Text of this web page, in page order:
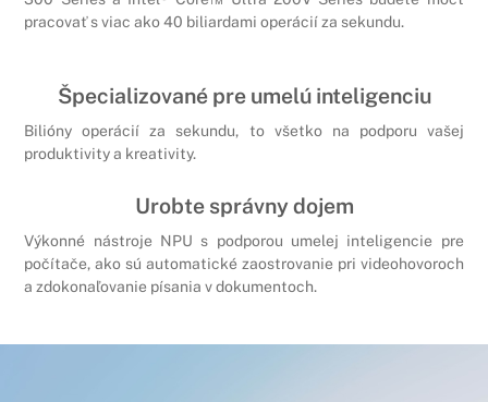
pracovať s viac ako 40 biliardami operácií za sekundu.
Špecializované pre umelú inteligenciu
Bilióny operácií za sekundu, to všetko na podporu vašej
produktivity a kreativity.
Urobte správny dojem
Výkonné nástroje NPU s podporou umelej inteligencie pre
počítače, ako sú automatické zaostrovanie pri videohovoroch
a zdokonaľovanie písania v dokumentoch.